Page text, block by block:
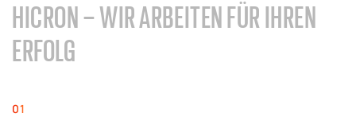
HICRON – WIR ARBEITEN FÜR IHREN
ERFOLG